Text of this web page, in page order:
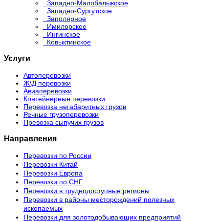
Западно-Малобалыкское
Западно-Сургутское
Заполярное
Имилорское
Ингинское
Ковыктинское
Услуги
Автоперевозки
Ж\Д перевозки
Авиаперевозки
Контейнерные перевозки
Перевозка негабаритных грузов
Речные грузоперевозки
Превозка сыпучих грузов
Направления
Перевозки по России
Перевозки Китай
Перевозки Европа
Перевозки по СНГ
Перевозки в труднодоступные регионы
Перевозки в районы месторождений полезных
ископаемых
Перевозки для золотодобывающих предприятий